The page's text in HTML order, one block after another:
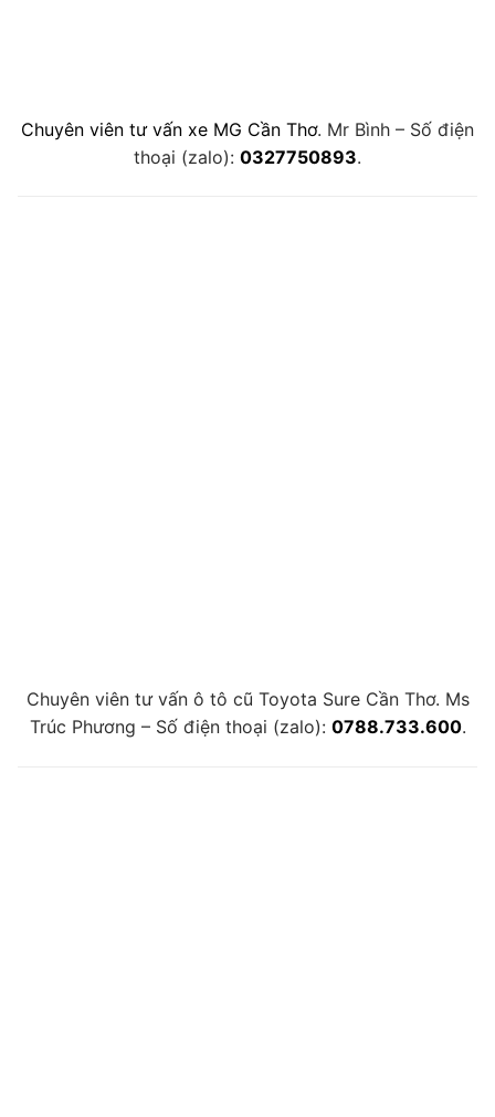
Chuyên viên tư vấn xe MG Cần Thơ. Mr Bình – Số điện
thoại (zalo): 0327750893.
Chuyên viên tư vấn ô tô cũ Toyota Sure Cần Thơ. Ms
Trúc Phương – Số điện thoại (zalo): 0788.733.600.